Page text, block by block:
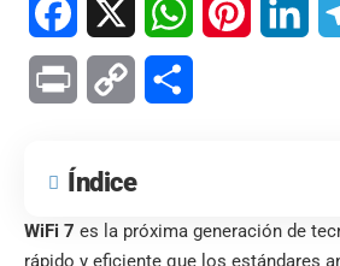
Facebook WhatsAppPinterest
Print Copy
Índice
WiFi 7 es la próxima generación de
rápido y eficiente que los estándares